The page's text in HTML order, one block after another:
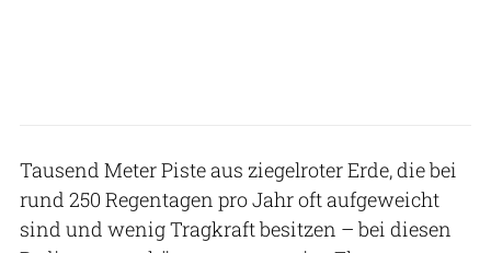
Tausend Meter Piste aus ziegelroter Erde, die bei
rund 250 Regentagen pro Jahr oft aufgeweicht
sind und wenig Tragkraft besitzen – bei diesen